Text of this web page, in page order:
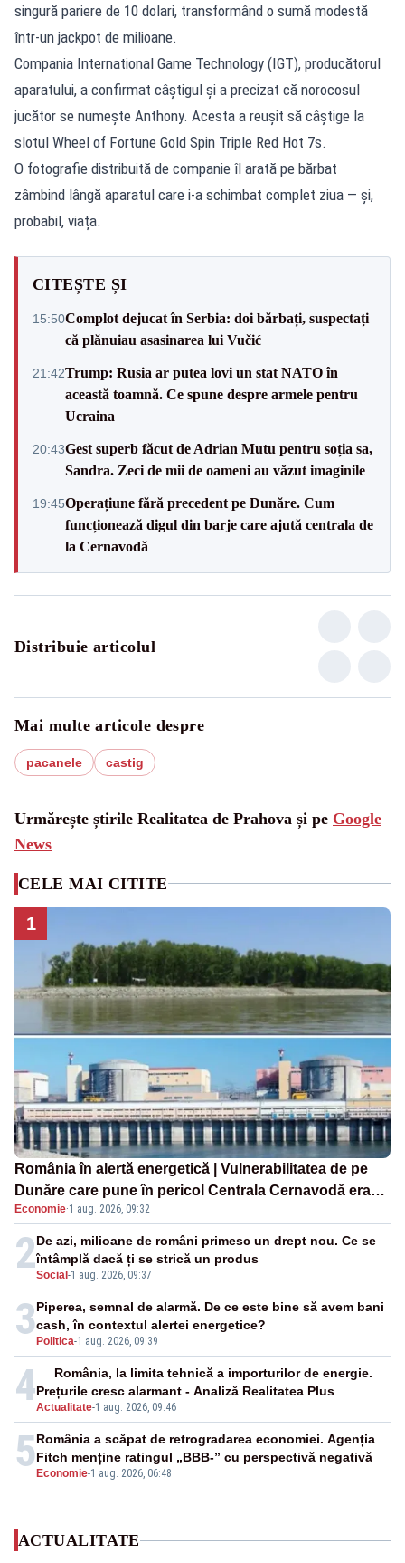
singură pariere de 10 dolari, transformând o sumă modestă
într-un jackpot de milioane.
Compania International Game Technology (IGT), producătorul
aparatului, a confirmat câștigul și a precizat că norocosul
jucător se numește Anthony. Acesta a reușit să câștige la
slotul Wheel of Fortune Gold Spin Triple Red Hot 7s.
O fotografie distribuită de companie îl arată pe bărbat
zâmbind lângă aparatul care i-a schimbat complet ziua — și,
probabil, viața.
CITEȘTE ȘI
15:50Complot dejucat în Serbia: doi bărbați, suspectați
că plănuiau asasinarea lui Vučić
21:42Trump: Rusia ar putea lovi un stat NATO în
această toamnă. Ce spune despre armele pentru
Ucraina
20:43Gest superb făcut de Adrian Mutu pentru soția sa,
Sandra. Zeci de mii de oameni au văzut imaginile
19:45Operațiune fără precedent pe Dunăre. Cum
funcționează digul din barje care ajută centrala de
la Cernavodă
Distribuie articolul
Mai multe articole despre
pacanele castig
Urmărește știrile Realitatea de Prahova și pe Google
News
CELE MAI CITITE
1
România în alertă energetică | Vulnerabilitatea de pe
Dunăre care pune în pericol Centrala Cernavodă era
cunoscută de pe vremea lui Ceaușescu
Economie·1 aug. 2026, 09:32
2Social -1 aug. 2026, 09:37
De azi, milioane de români primesc un drept nou. Ce se
întâmplă dacă ți se strică un produs
3 Politica-1 aug. 2026, 09:39
Piperea, semnal de alarmă. De ce este bine să avem bani
cash, în contextul alertei energetice?
4Actualitate-1 aug. 2026, 09:46
România, la limita tehnică a importurilor de energie.
Prețurile cresc alarmant - Analiză Realitatea Plus
5 Economie-1 aug. 2026, 06:48
România a scăpat de retrogradarea economiei. Agenția
Fitch menține ratingul „BBB-” cu perspectivă negativă
ACTUALITATE